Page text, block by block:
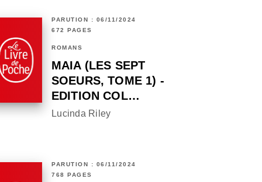
PARUTION : 06/11/2024
672 PAGES
ROMANS
MAIA (LES SEPT
SOEURS, TOME 1) -
EDITION COL…
Lucinda Riley
PARUTION : 06/11/2024
768 PAGES